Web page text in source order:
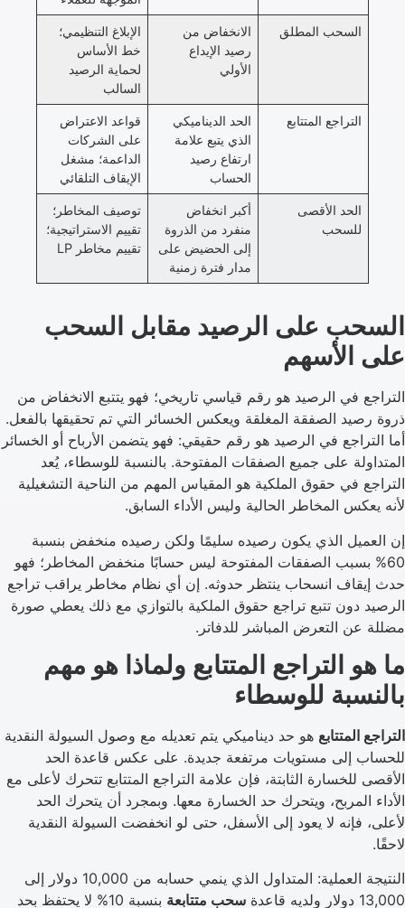
السحب المطلق
الانخفاض من
رصيد الإيداع
الأولي
الإبلاغ التنظيمي؛
خط الأساس
لحماية الرصيد
السالب
التراجع المتتابع
الحد الديناميكي
الذي يتبع علامة
ارتفاع رصيد
الحساب
قواعد الاعتراض
على الشركات
الداعمة؛ مشغل
الإيقاف التلقائي
الحد الأقصى
للسحب
أكبر انخفاض
منفرد من الذروة
إلى الحضيض على
مدار فترة زمنية
توصيف المخاطر؛
تقييم الاستراتيجية؛
تقييم مخاطر LP
السحب على الرصيد مقابل السحب
على الأسهم
التراجع في الرصيد هو رقم قياسي تاريخي؛ فهو يتتبع الانخفاض من
ذروة رصيد الصفقة المغلقة ويعكس الخسائر التي تم تحقيقها بالفعل.
أما التراجع في الرصيد هو رقم حقيقي: فهو يتضمن الأرباح أو الخسائر
المتداولة على جميع الصفقات المفتوحة. بالنسبة للوسطاء، يُعد
التراجع في حقوق الملكية هو المقياس المهم من الناحية التشغيلية
لأنه يعكس المخاطر الحالية وليس الأداء السابق.
إن العميل الذي يكون رصيده سليمًا ولكن رصيده منخفض بنسبة
60% بسبب الصفقات المفتوحة ليس حسابًا منخفض المخاطر؛ فهو
حدث إيقاف انسحاب ينتظر حدوثه. إن أي نظام مخاطر يراقب تراجع
الرصيد دون تتبع تراجع حقوق الملكية بالتوازي مع ذلك يعطي صورة
مضللة عن التعرض المباشر للدفاتر.
ما هو التراجع المتتابع ولماذا هو مهم
بالنسبة للوسطاء
التراجع المتتابع هو حد ديناميكي يتم تعديله مع وصول السيولة النقدية
للحساب إلى مستويات مرتفعة جديدة. على عكس قاعدة الحد
الأقصى للخسارة الثابتة، فإن علامة التراجع المتتابع تتحرك لأعلى مع
الأداء المربح، ويتحرك حد الخسارة معها. وبمجرد أن يتحرك الحد
لأعلى، فإنه لا يعود إلى الأسفل، حتى لو انخفضت السيولة النقدية
لاحقًا.
النتيجة العملية: المتداول الذي ينمي حسابه من 10,000 دولار إلى
13,000 دولار ولديه قاعدة
سحب متتابعة
بنسبة 10% لا يحتفظ بحد